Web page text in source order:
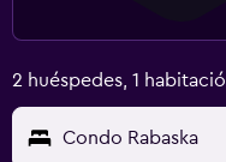
2 huéspedes, 1
Condo Rabaska